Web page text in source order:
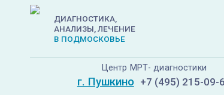
ДИАГНОСТИКА,
АНАЛИЗЫ, ЛЕЧЕНИЕ
В ПОДМОСКОВЬЕ
Центр МРТ- диагностики
г. Пушкино +7 (495) 215-09-